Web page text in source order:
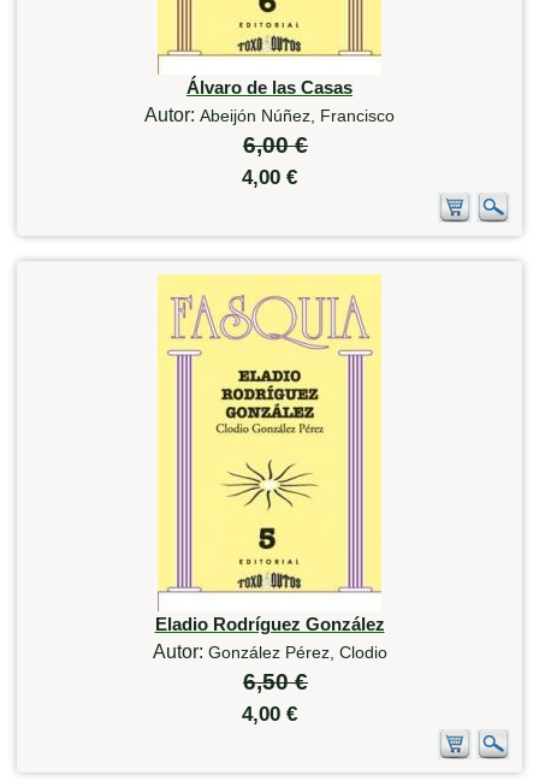
Álvaro de las Casas
Autor: Abeijón Núñez, Francisco
6,00 €
4,00 €
Eladio Rodríguez González
Autor: González Pérez, Clodio
6,50 €
4,00 €